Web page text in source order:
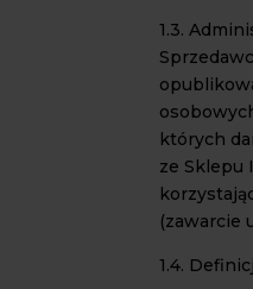
1.3.
których
ze Sklepu
(zawarcie
1.4.